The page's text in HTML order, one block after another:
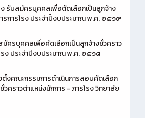
รับสมัครบุคคลเพื่อตัดเลือกเป็นลูกจ้าง
รการโรง ประจำปิ๊งบประมาณ พ.ศ. ๒๕๖๙
ครบุคคลเพื่อคัดเลือกเป็นลูกจ้างชั่วคราว
รง ประจำปีงบประมาณ พ.ศ. ๒๕๖๘
งคณะกรรมการดำเนินการสอบคัดเลือก
คราวตำแหน่งนักการ - ภารโรง วิทยาลัย